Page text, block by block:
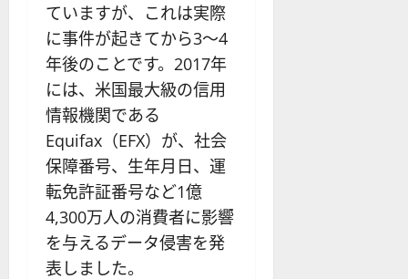
ていますが、これは実際
に事件が起きてから3～4
年後のことです。2017年
には、米国最大級の信用
情報機関である
Equifax（EFX）が、社会
保障番号、生年月日、運
転免許証番号など1億
4,300万人の消費者に影響
を与えるデータ侵害を発
表しました。